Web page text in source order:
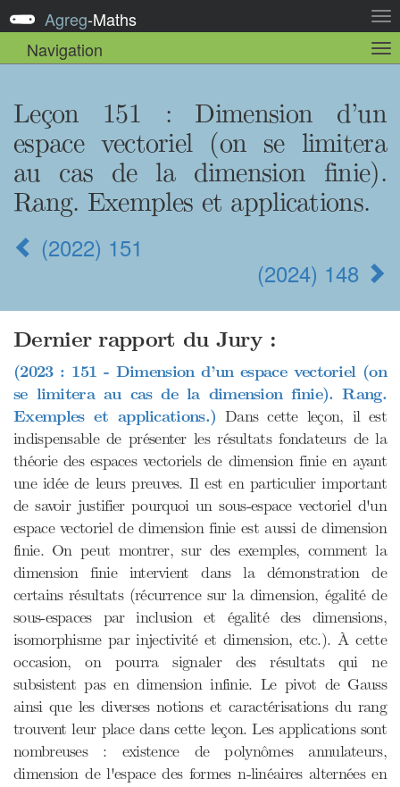
la
Agreg-Maths
Navigation
la
Leçon 151 : Dimension d’un
espace vectoriel (on se limitera
au cas de la dimension finie).
Rang. Exemples et applications.
(2022) 151
(2024) 148
Dernier rapport du Jury :
(2023 : 151 - Dimension d’un espace vectoriel (on
se limitera au cas de la dimension finie). Rang.
Exemples et applications.) Dans cette leçon, il est
indispensable de présenter les résultats fondateurs de la
théorie des espaces vectoriels de dimension finie en ayant
une idée de leurs preuves. Il est en particulier important
de savoir justifier pourquoi un sous-espace vectoriel d'un
espace vectoriel de dimension finie est aussi de dimension
finie. On peut montrer, sur des exemples, comment la
dimension finie intervient dans la démonstration de
certains résultats (récurrence sur la dimension, égalité de
sous-espaces par inclusion et égalité des dimensions,
isomorphisme par injectivité et dimension, etc.). À cette
occasion, on pourra signaler des résultats qui ne
subsistent pas en dimension infinie. Le pivot de Gauss
ainsi que les diverses notions et caractérisations du rang
trouvent leur place dans cette leçon. Les applications sont
nombreuses : existence de polynômes annulateurs,
dimension de l'espace des formes n-linéaires alternées en